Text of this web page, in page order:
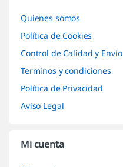
Quienes somos
Política de Cookies
Control de Calidad y Envío
Terminos y condiciones
Política de Privacidad
Aviso Legal
Mi cuenta